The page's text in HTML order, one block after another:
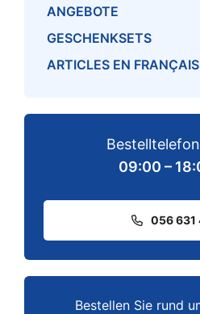
ANGEBOTE
GESCHENKSETS
ARTICLES EN FRANÇAIS
09:00 –
056 631
Bestellen Sie rund